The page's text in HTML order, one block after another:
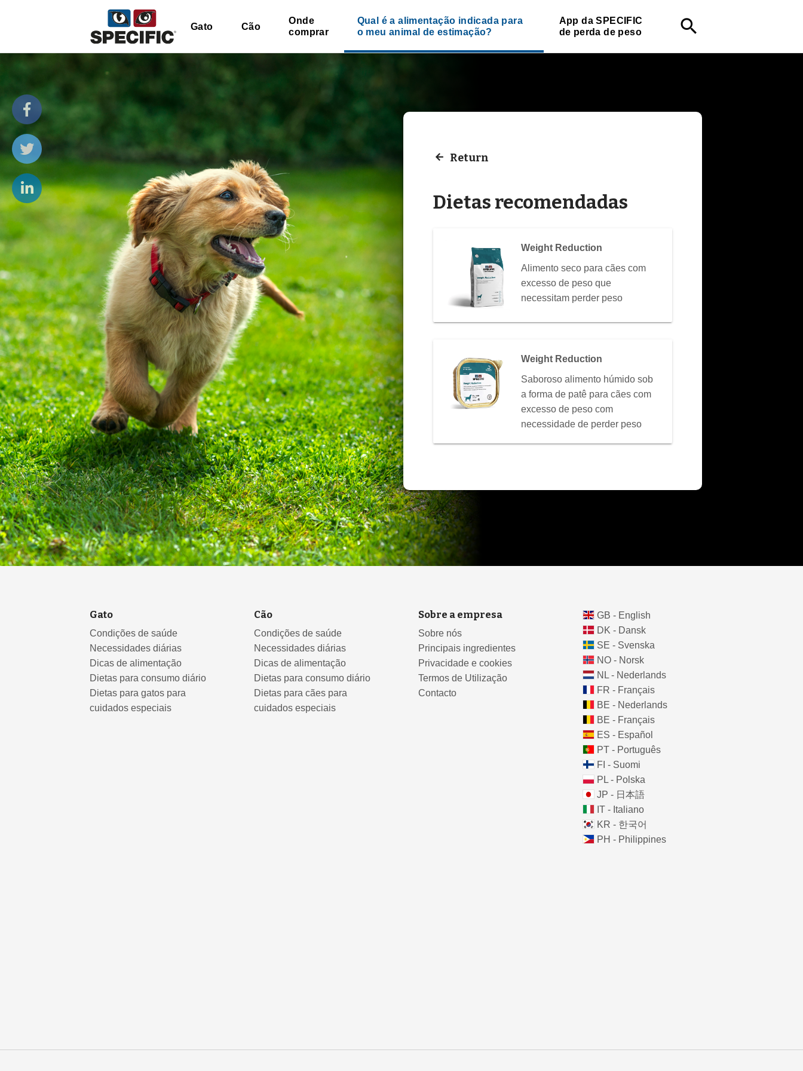
Gato Cão
Onde
comprar
Qual é a alimentação indicada para
o meu animal de estimação?
App da SPECIFIC
de perda de peso
search
Return
Dietas recomendadas
Weight Reduction
Alimento seco para cães com
excesso de peso que
necessitam perder peso
Weight Reduction
Saboroso alimento húmido sob
a forma de patê para cães com
excesso de peso com
necessidade de perder peso
Gato
Condições de saúde
Necessidades diárias
Dicas de alimentação
Dietas para consumo diário
Dietas para gatos para
cuidados especiais
Cão
Condições de saúde
Necessidades diárias
Dicas de alimentação
Dietas para consumo diário
Dietas para cães para
cuidados especiais
Sobre a empresa
Sobre nós
Principais ingredientes
Privacidade e cookies
Termos de Utilização
Contacto
GB - English
DK - Dansk
SE - Svenska
NO - Norsk
NL - Nederlands
FR - Français
BE - Nederlands
BE - Français
ES - Español
PT - Português
FI - Suomi
PL - Polska
JP - 日本語
IT - Italiano
KR - 한국어
PH - Philippines